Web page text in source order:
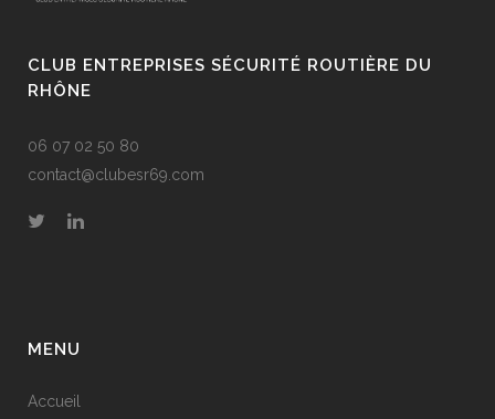
CLUB ENTREPRISES SÉCURITÉ ROUTIÈRE DU
RHÔNE
06 07 02 50 80
contact@clubesr69.com
MENU
Accueil